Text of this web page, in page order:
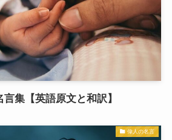
集【英語原文と和訳】
偉人の名言